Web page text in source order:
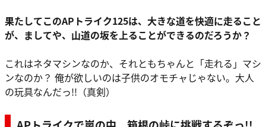
果たしてこのAPトライク125は、大きな道を快適に走ること
が、ましてや、山道の坂を上ることができるのだろうか？
これはネタマシンなのか、それともちゃんと「走れる」マシ
ンなのか？ 俺が欲しいのは子供のオモチャじゃない。大人
の玩具なんだっ!!（真剣）